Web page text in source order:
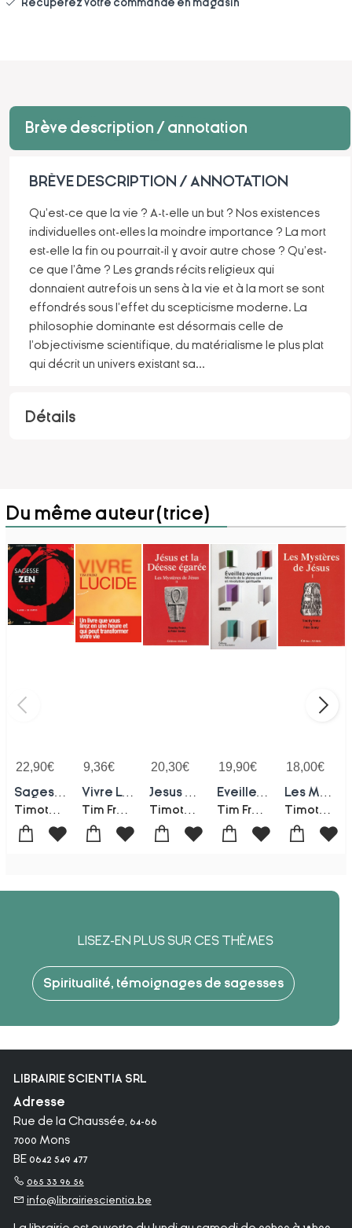
Récupérez votre commande en magasin
Brève description / annotation
BRÈVE DESCRIPTION / ANNOTATION
Qu'est-ce que la vie ? A-t-elle un but ? Nos existences
individuelles ont-elles la moindre importance ? La mort
est-elle la fin ou pourrait-il y avoir autre chose ? Qu'est-
ce que l'âme ? Les grands récits religieux qui
donnaient autrefois un sens à la vie et à la mort se sont
effondrés sous l'effet du scepticisme moderne. La
philosophie dominante est désormais celle de
l'objectivisme scientifique, du matérialisme le plus plat
qui décrit un univers existant sa...
Détails
Du même auteur(trice)
22,90€
Sagesse Zen ; Coffret Divinatoire
9,36€
Vivre Lucide ; Un Livre Que Vous Lirez En Une Heure Et Qui Peut Transformer Votre Vie
Tim Freke
20,30€ 19,90€ 18,00€
Spiritualité, témoignages de sagesses
LISEZ-EN PLUS SUR CES THÈMES
LIBRAIRIE SCIENTIA SRL
Adresse
Rue de la Chaussée, 64-66
7000 Mons
BE 0642 549 477
065 33 96 56
info@librairiescientia.be